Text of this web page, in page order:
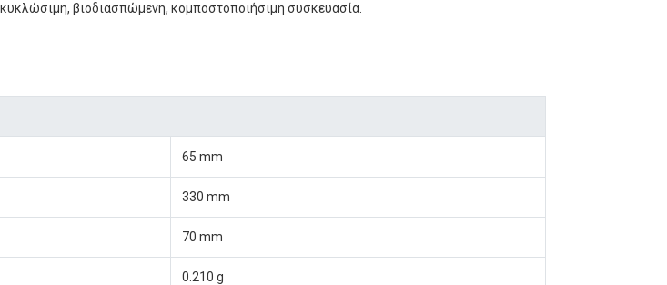
βιοδιασπώμενη, κομποστοποιήσιμη συσκευασία.
65 mm
330 mm
70 mm
0.210 g